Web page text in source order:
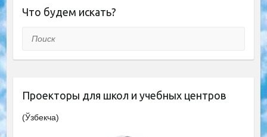
Что будем искать?
Поиск
Проекторы для школ и учебных центров
(Ўзбекча)